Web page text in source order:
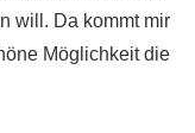
will. Da kommt mir
Möglichkeit die